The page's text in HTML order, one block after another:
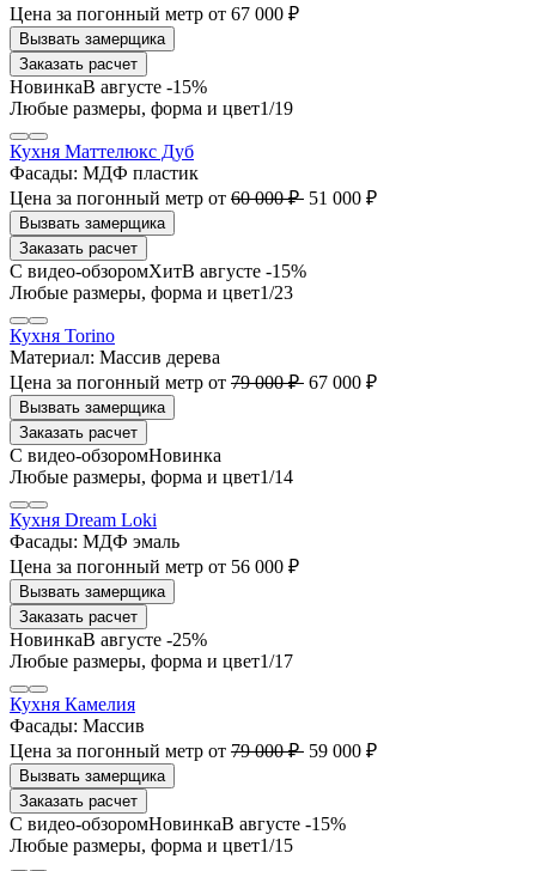
Цена за погонный метр от 67 000 ₽
Заказать расчет
В августе -15%
1/19
Кухня Маттелюкс Дуб
Фасады: МДФ пластик
Цена за погонный метр от 60 000 ₽ 51 000 ₽
Заказать расчет
В августе -15%
1/23
Кухня Torino
Материал: Массив дерева
Цена за погонный метр от 79 000 ₽ 67 000 ₽
Заказать расчет
1/14
Кухня Dream Loki
Фасады: МДФ эмаль
Цена за погонный метр от 56 000 ₽
Заказать расчет
В августе -25%
1/17
Кухня Камелия
Фасады: Массив
Цена за погонный метр от 79 000 ₽ 59 000 ₽
Заказать расчет
В августе -15%
1/15